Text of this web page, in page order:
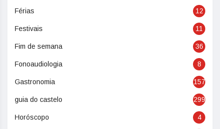
Férias 12
Festivais 11
Fim de semana 36
Fonoaudiologia 8
Gastronomia 157
guia do castelo 299
Horóscopo 4